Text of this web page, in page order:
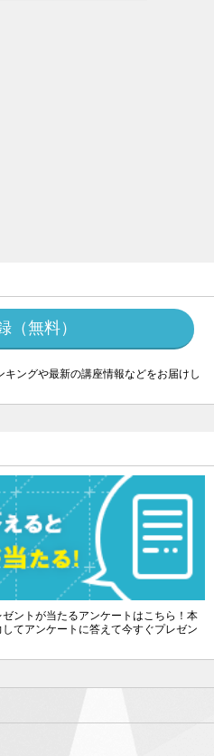
（無料）
ングや最新の講座情報などをお届けし
ントが当たるアンケートはこちら！本
てアンケートに答えて今すぐプレゼン